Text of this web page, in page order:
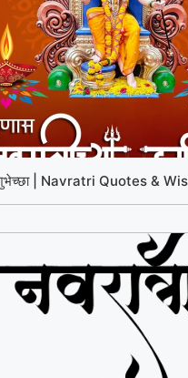
शुभेच्छा | Navratri Quotes &